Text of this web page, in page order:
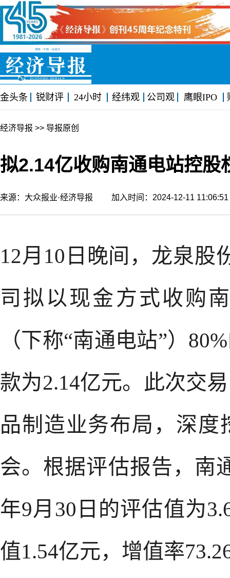
金头条 锐财评 24小时 经纬观 公司观 鹰眼IPO
经济导报 >> 导报原创
拟2.14亿收购南通电站控股
来源：大众报业·经济导报 加入时间：2024-12-11
12月10日晚间，龙泉股
司拟以现金方式收购
（下称“南通电站”）
款为2.14亿元。此次交
品制造业务布局，深
会。根据评估报告，南
年9月30日的评估值为
值1.54亿元，增值率